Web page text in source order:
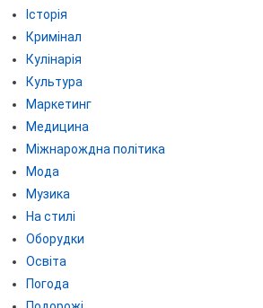
Історія
Кримінал
Кулінарія
Культура
Маркетинг
Медицина
Міжнарождна політика
Мода
Музика
На стилі
Оборудки
Освіта
Погода